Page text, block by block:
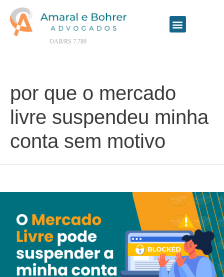
OAB/RS 7.789
por que o mercado
livre suspendeu minha
conta sem motivo